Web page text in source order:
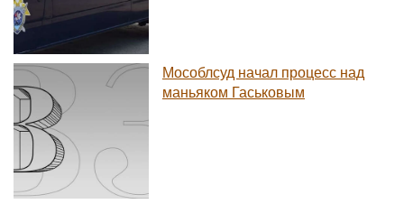
Мособлсуд начал процесс над
маньяком Гаськовым